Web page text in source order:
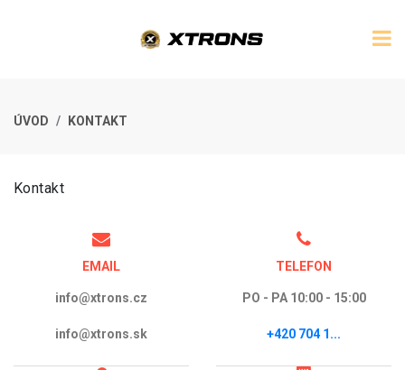
ÚVOD KONTAKT
Kontakt
EMAIL
info@xtrons.cz
info@xtrons.sk
TELEFON
PO - PA 10:00 - 15:00
+420 704 1...